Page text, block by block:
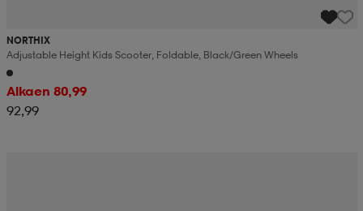
NORTHIX
Adjustable Height Kids Scooter, Foldable, Black/green Wheels
Alkaen 80,99
92,99